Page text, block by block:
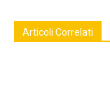
Articoli Correlati